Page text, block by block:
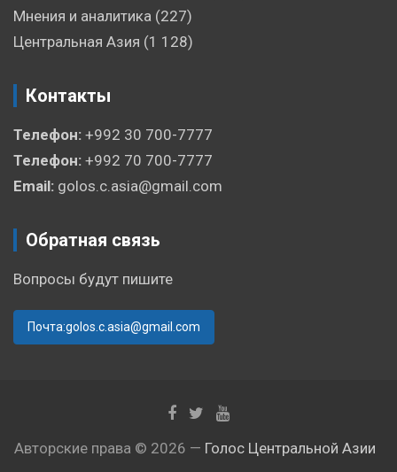
Мнения и аналитика (227)
Центральная Азия (1 128)
Контакты
Телефон: +992 30 700-7777
Телефон: +992 70 700-7777
Email: golos.c.asia@gmail.com
Обратная связь
Вопросы будут пишите
Почта:golos.c.asia@gmail.com
Авторские права © 2026 — Голос Центральной Азии